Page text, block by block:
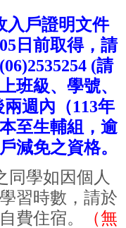
入戶證明文件
05 日前取得，請
(06)2535254 (請
班級、學號、
兩週內（113年
至生輔組，逾
減免之資格。
同學如因個人
習時數，請於
費住宿。
（無